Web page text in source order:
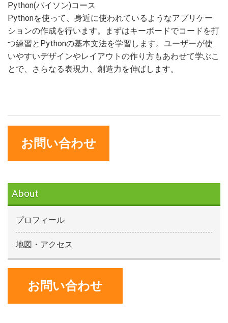
Python(パイソン)コース
Pythonを使って、身近に使われているようなアプリケー
ションの作成を行います。まずはキーボードでコードを打
つ練習とPythonの基本文法を学習します。ユーザーが使
いやすいデザインやレイアウトの作り方もあわせて学ぶこ
とで、さらなる表現力、創造力を伸ばします。
お問い合わせ
About
プロフィール
地図・アクセス
お問い合わせ